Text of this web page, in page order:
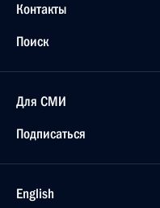
Контакты
Поиск
Для СМИ
Подписаться
English